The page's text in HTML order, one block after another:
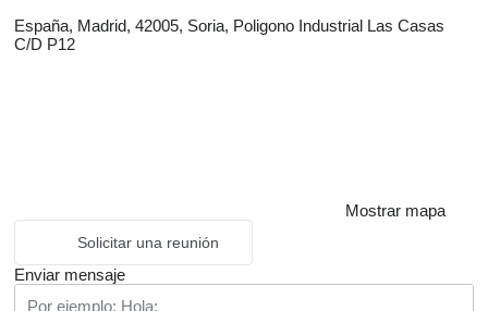
España, Madrid, 42005, Soria, Poligono Industrial Las Casas
C/D P12
Mostrar mapa
Solicitar una reunión
Enviar mensaje